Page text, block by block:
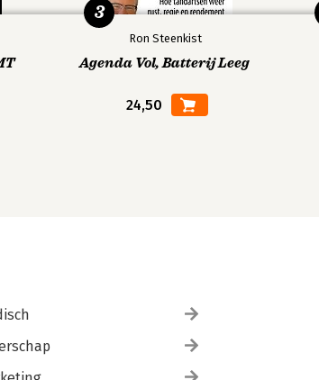
Ron Steenkist
Agenda Vol, Batterij Leeg
24,50
3